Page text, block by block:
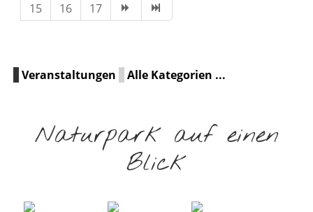
15
16 17
Veranstaltungen Alle Kategorien ...
Naturpark auf einen
Blick